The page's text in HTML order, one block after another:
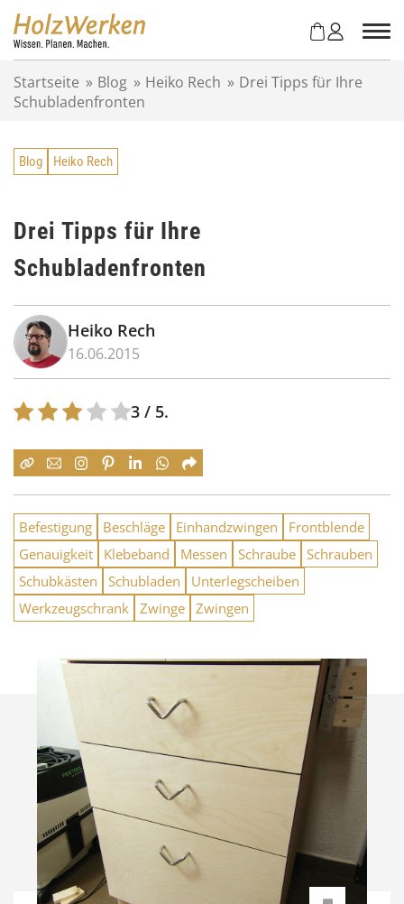
Startseite » Blog » Heiko Rech » Drei Tipps für Ihre
Schubladenfronten
Blog Heiko Rech
Drei Tipps für Ihre
Schubladenfronten
Heiko Rech
16.06.2015
3 / 5.
Befestigung Beschläge Einhandzwingen
Frontblende
Genauigkeit
Klebeband Messen Schraube Schrauben
Schubkästen
Schubladen
Unterlegscheiben
Werkzeugschrank Zwinge Zwingen